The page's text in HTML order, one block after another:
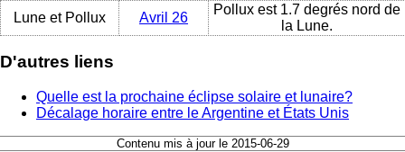
Lune et Pollux
Avril 26
Pollux est 1.7 degrés nord de
la Lune.
D'autres liens
Quelle est la prochaine éclipse solaire et lunaire?
Décalage horaire entre le Argentine et États Unis
Contenu mis à jour le 2015-06-29